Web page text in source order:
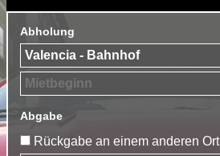
Abholung
Abgabe
Rückgabe an einem anderen Ort